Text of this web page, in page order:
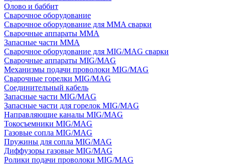
Олово и баббит
Сварочное оборудование
Сварочное оборудование для MMA сварки
Сварочные аппараты MMA
Запасные части MMA
Сварочное оборудование для MIG/MAG сварки
Сварочные аппараты MIG/MAG
Механизмы подачи проволоки MIG/MAG
Сварочные горелки MIG/MAG
Соединительный кабель
Запасные части MIG/MAG
Запасные части для горелок MIG/MAG
Направляющие каналы MIG/MAG
Токосъемники MIG/MAG
Газовые сопла MIG/MAG
Пружины для сопла MIG/MAG
Диффузоры газовые MIG/MAG
Ролики подачи проволоки MIG/MAG